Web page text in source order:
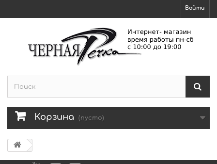
Войти
Корзина (пусто)